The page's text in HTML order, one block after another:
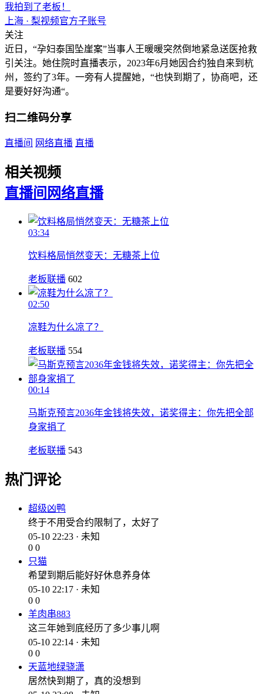
我拍到了老板！
上海 · 梨视频官方子账号
关注
近日，“孕妇泰国坠崖案”当事人王暖暖突然倒地紧急送医抢救
引关注。她住院时直播表示，2023年6月她因合约独自来到杭
州，签约了3年。一旁有人提醒她，“也快到期了，协商吧，还
是要好好沟通“。
扫二维码分享
直播间 网络直播 直播
相关视频
直播间 网络直播
03:34
饮料格局悄然变天：无糖茶上位
老板联播 602
02:50
凉鞋为什么凉了？
老板联播 554
00:14
马斯克预言2036年金钱将失效，诺奖得主：你先把全部
身家捐了
老板联播 543
热门评论
超级凶鸭
终于不用受合约限制了，太好了
05-10 22:23 · 未知
0 0
只猫
希望到期后能好好休息养身体
05-10 22:17 · 未知
0 0
羊肉串883
这三年她到底经历了多少事儿啊
05-10 22:14 · 未知
0 0
天蓝地绿骁潇
居然快到期了，真的没想到